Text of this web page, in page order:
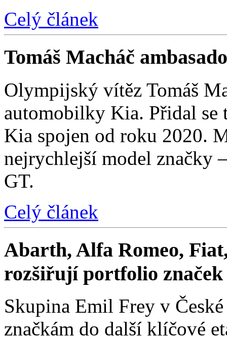
Celý článek
Tomáš Macháč
Olympijský vítěz Tomáš
automobilky Kia. Přidal se
Kia spojen od roku 2020.
nejrychlejší model značky
GT.
Celý článek
Abarth, Alfa Romeo,
rozšiřují portfolio
Skupina Emil Frey v
značkám do další klíčové